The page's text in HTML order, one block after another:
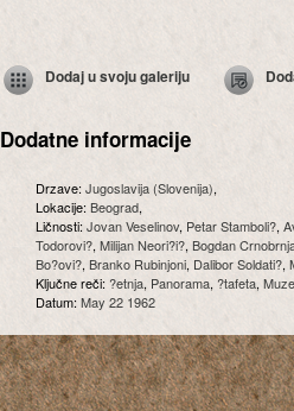
Dodaj u svoju galeriju
Dodatne informacije
Drzave:Jugoslavija (Slovenija),
Lokacije:Beograd,
Ličnosti:Jovan Veselinov, Petar Stamboli?,
Todorovi?, Milijan Neori?i?, Bogdan
Bo?ovi?, Branko Rubinjoni, Dalibor Soldati?,
Ključne reči: ?etnja, Panorama, ?tafeta,
Datum:May 22 1962